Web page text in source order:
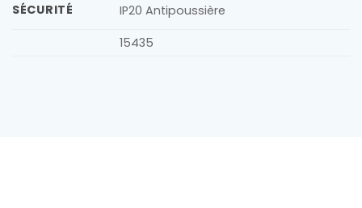
SÉCURITÉ
IP20 Antipoussière
15435